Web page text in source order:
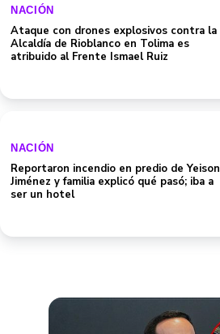
NACIÓN
Ataque con drones explosivos contra la
Alcaldía de Rioblanco en Tolima es
atribuido al Frente Ismael Ruiz
NACIÓN
Reportaron incendio en predio de Yeison
Jiménez y familia explicó qué pasó; iba a
ser un hotel